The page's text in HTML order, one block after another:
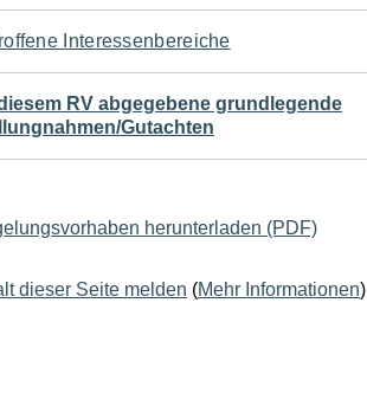
Interessenbereiche
RV abgegebene grundlegende
Gutachten
herunterladen (PDF)
dieser Seite melden (Mehr Informationen)